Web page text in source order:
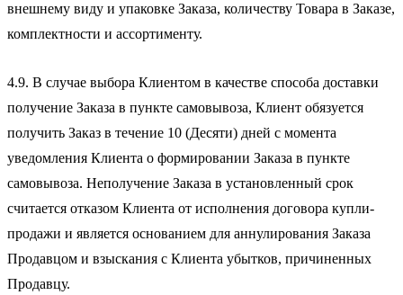
внешнему виду и упаковке Заказа, количеству Товара в Заказе,
комплектности и ассортименту.
4.9. В случае выбора Клиентом в качестве способа доставки
получение Заказа в пункте самовывоза, Клиент обязуется
получить Заказ в течение 10 (Десяти) дней с момента
уведомления Клиента о формировании Заказа в пункте
самовывоза. Неполучение Заказа в установленный срок
считается отказом Клиента от исполнения договора купли-
продажи и является основанием для аннулирования Заказа
Продавцом и взыскания с Клиента убытков, причиненных
Продавцу.